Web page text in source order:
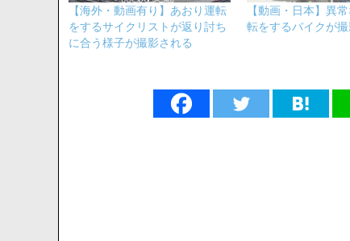
【海外・動画有り】あおり運転
をするサイクリストが返り討ち
に合う様子が撮影される
【動画・日本】異
転をするバイクが